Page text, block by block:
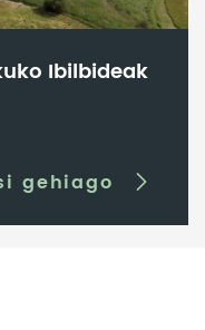
Ibilbideak
gehiago